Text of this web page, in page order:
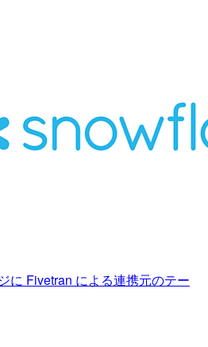
に Fivetran による連携元のテー